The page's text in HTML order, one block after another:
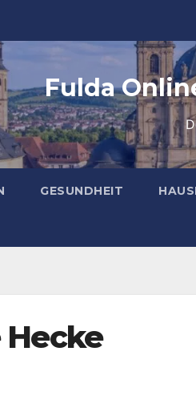
Fulda
GESUNDHEIT